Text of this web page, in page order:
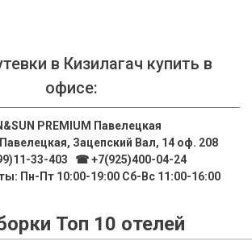
в Кизилагач купить в
офисе:
PREMIUM Павелецкая
Зацепский Вал, 14 оф. 208
33-403
☎ +7(925)400-04-24
Пн-Пт 10:00-19:00 Сб-Вс 11:00-16:00
Топ 10 отелей
отелей
звезды
4*
3*